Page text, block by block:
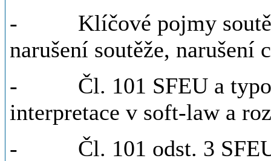
- Klíčové pojmy
narušení soutěže, narušení
- Čl. 101 SFEU a
interpretace v soft-law a
- Čl. 101 odst. 3 SFEU,